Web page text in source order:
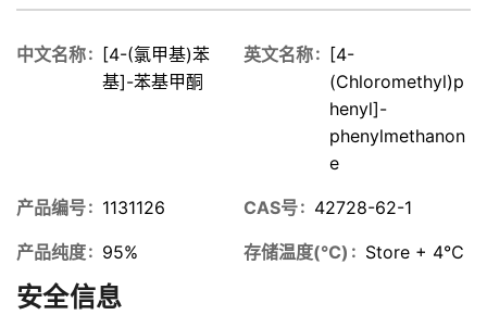
中文名称
[4-(氯甲基)苯
基]-苯基甲酮
英文名称
[4-
(Chloromethyl)p
henyl]-
phenylmethanon
e
产品编号 1131126 CAS号 42728-62-1
产品纯度 95% 存储温度(℃) Store + 4℃
安全信息